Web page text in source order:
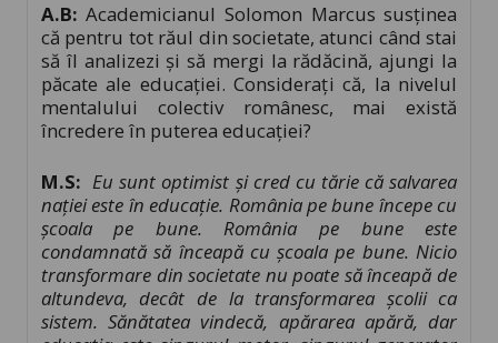
A.B:Academicianul Solomon Marcus susținea
că pentru tot răul din societate, atunci când stai
să îl analizezi şi să mergi la rădăcină, ajungi la
păcate ale educaţiei. Considerați că, la nivelul
mentalului colectiv românesc, mai există
încredere în puterea educației?
M.S:Eu sunt optimist și cred cu tărie că salvarea
nației este în educație. România pe bune începe cu
școala pe bune. România pe bune este
condamnată să înceapă cu școala pe bune. Nicio
transformare din societate nu poate să înceapă de
altundeva, decât de la transformarea școlii ca
sistem. Sănătatea vindecă, apărarea apără, dar